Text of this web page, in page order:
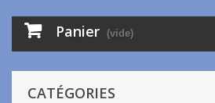
Panier (vide)
CATÉGORIES